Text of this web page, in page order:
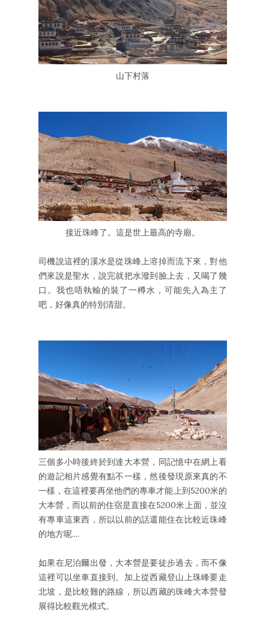
山下村落
接近珠峰了。這是世上最高的寺廟。
司機說這裡的溪水是從珠峰上溶掉而流下來，對他
們來說是聖水，說完就把水潑到臉上去，又喝了幾
口。我也唔執輸的裝了一樽水，可能先入為主了
吧，好像真的特別清甜。
三個多小時後終於到達大本營，同記憶中在網上看
的遊記相片感覺有點不一樣，然後發現原來真的不
一樣，在這裡要再坐他們的專車才能上到5200米的
大本營，而以前的住宿是直接在5200米上面，並沒
有專車這東西，所以以前的話還能住在比較近珠峰
的地方呢....
如果在尼泊爾出發，大本營是要徒步過去，而不像
這裡可以坐車直接到。加上從西藏登山上珠峰要走
北坡，是比較難的路線，所以西藏的珠峰大本營發
展得比較觀光模式。